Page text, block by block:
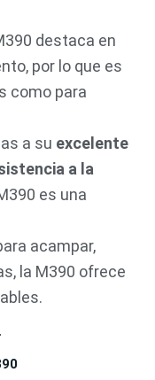
destaca en
por lo que es
como para
a su excelente
a la
es una
acampar,
la M390 ofrece